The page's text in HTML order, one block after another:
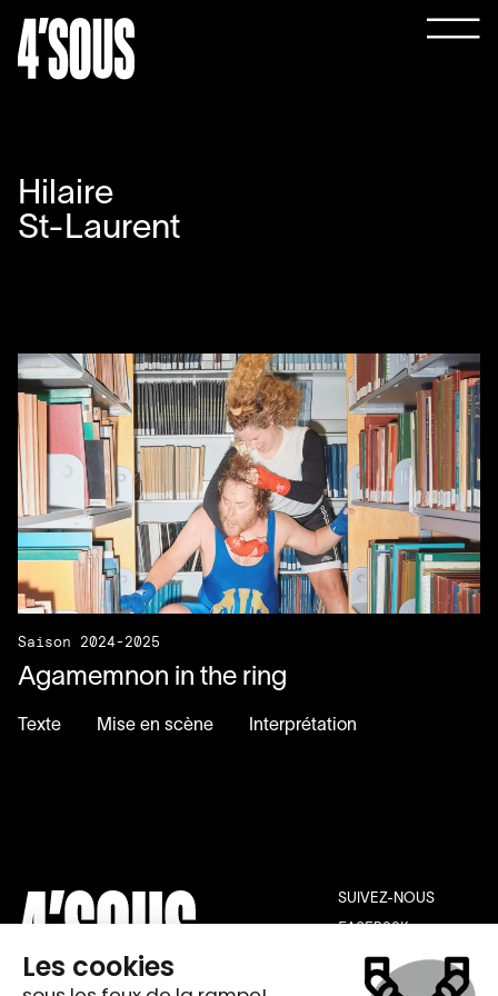
Hilaire
St-Laurent
Saison 2024-2025
Agamemnon in the ring
Texte Mise en scène Interprétation
SUIVEZ-NOUS
FACEBOOK
YOUTUBE